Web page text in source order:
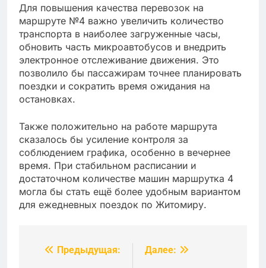
Для повышения качества перевозок на
маршруте №4 важно увеличить количество
транспорта в наиболее загруженные часы,
обновить часть микроавтобусов и внедрить
электронное отслеживание движения. Это
позволило бы пассажирам точнее планировать
поездки и сократить время ожидания на
остановках.
Также положительно на работе маршрута
сказалось бы усиление контроля за
соблюдением графика, особенно в вечернее
время. При стабильном расписании и
достаточном количестве машин маршрутка 4
могла бы стать ещё более удобным вариантом
для ежедневных поездок по Житомиру.
Навигация
Предыдущая:
Далее: